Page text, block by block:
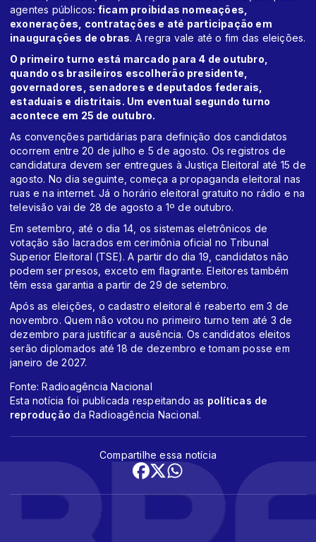
agentes públicos: ficam proibidas nomeações,
exonerações, contratações e até participação em
inaugurações de obras. A regra vale até o fim das eleições.
O primeiro turno está marcado para 4 de outubro,
quando os brasileiros escolherão presidente,
governadores, senadores e deputados federais,
estaduais e distritais. Um eventual segundo turno
acontece em 25 de outubro.
As convenções partidárias para definição dos candidatos
ocorrem entre 20 de julho e 5 de agosto. Os registros de
candidatura devem ser entregues à Justiça Eleitoral até 15 de
agosto. No dia seguinte, começa a propaganda eleitoral nas
ruas e na internet. Já o horário eleitoral gratuito no rádio e na
televisão vai de 28 de agosto a 1º de outubro.
Em setembro, até o dia 14, os sistemas eletrônicos de
votação são lacrados em cerimônia oficial no Tribunal
Superior Eleitoral (TSE). A partir do dia 19, candidatos não
podem ser presos, exceto em flagrante. Eleitores também
têm essa garantia a partir de 29 de setembro.
Após as eleições, o cadastro eleitoral é reaberto em 3 de
novembro. Quem não votou no primeiro turno tem até 3 de
dezembro para justificar a ausência. Os candidatos eleitos
serão diplomados até 18 de dezembro e tomam posse em
janeiro de 2027.
Fonte: Radioagência Nacional
Esta notícia foi publicada respeitando as políticas de
reprodução da Radioagência Nacional.
Compartilhe essa notícia